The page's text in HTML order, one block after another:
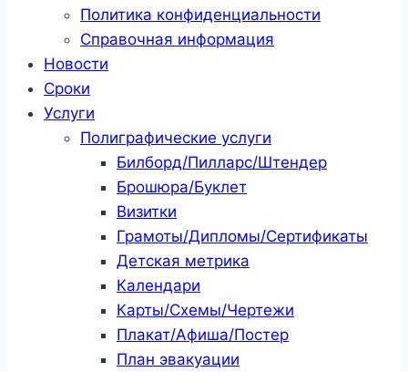
Политика конфиденциальности
Справочная информация
Новости
Сроки
Услуги
Полиграфические услуги
Билборд/Пилларс/Штендер
Брошюра/Буклет
Визитки
Грамоты/Дипломы/Сертификаты
Детская метрика
Календари
Карты/Схемы/Чертежи
Плакат/Афиша/Постер
План эвакуации